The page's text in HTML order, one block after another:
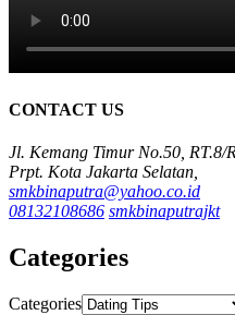
CONTACT US
Jl. Kemang Timur No.50, RT.8/
Prpt. Kota Jakarta Selatan,
smkbinaputra@yahoo.co.id
08132108686 smkbinaputrajkt
Categories
Categories